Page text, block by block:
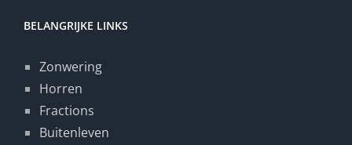
BELANGRIJKE LINKS
Zonwering
Horren
Fractions
Buitenleven